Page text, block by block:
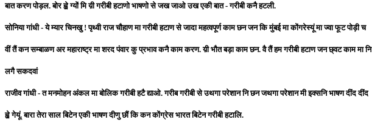
बात करण पोड़ल. बोर ह्व़े ग्यों मि य़ी गरीबी हटाणो भाषणो से जख जाओ उख एकी बात - गरीबी कनै हटली.
सोनिया गांधी - ये म्यार चिनखु ! पृथ्वी राज चौहाण मा गरीबी हटाण से जादा महत्वपूर्ण काम छन जन कि मुंबई मा कोंगरेस्यूं मा ज्वा फूट पोड़ी च
वीं तैं कन सम्बाळण अर महाराष्ट्र मा शरद पंवार कु प्रभाव कनै काम करण. य़ी भौत बड़ा काम छन. वै तैं हम गरीबी हटाण जन छ्वट काम मा नि
लगै सकदवां
राजीव गांधी - त मनमोहन अंकल मा बोलिक गरीबी हटै द्याओ. गरीब गरीबी से उथगा परेशान नि छन जथगा परेशान मी इक्सनि भाषण दींद दींद
ह्व़े गेयूं. बारा तेरा साल बिटेन एकी भाषण दीणु छौं कि कन कोंग्रेस भारत बिटेन गरीबी हटालि.